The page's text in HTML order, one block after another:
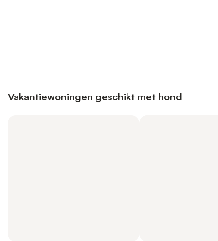
Vakantiewoningen geschikt met hond